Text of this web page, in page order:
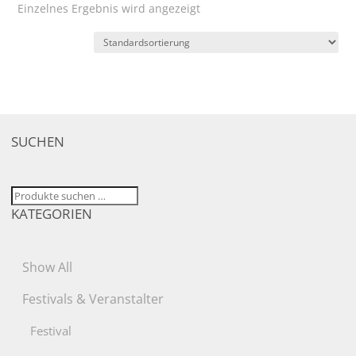
Einzelnes Ergebnis wird angezeigt
SUCHEN
Suchen
nach:
KATEGORIEN
Show All
Festivals & Veranstalter
Festival